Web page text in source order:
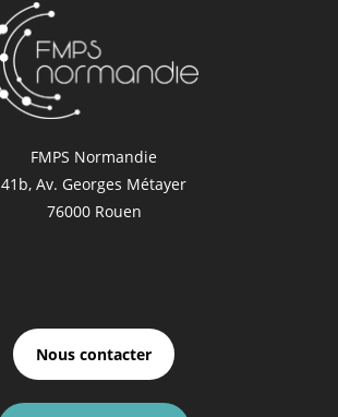
FMPS Normandie
41b, Av. Georges Métayer
76000 Rouen
Nous contacter